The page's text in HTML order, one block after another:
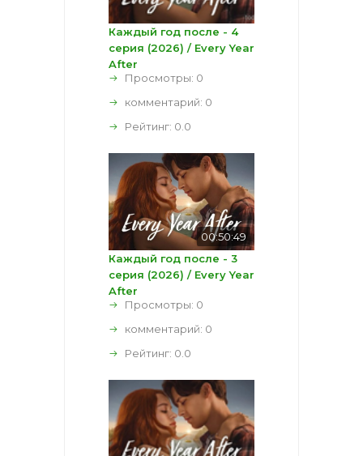
Каждый год после - 4
серия (2026) / Every Year
After
Просмотры: 0
комментарий: 0
Рейтинг: 0.0
00:50:49
Каждый год после - 3
серия (2026) / Every Year
After
Просмотры: 0
комментарий: 0
Рейтинг: 0.0